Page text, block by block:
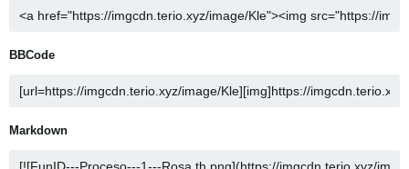
BBCode
Markdown